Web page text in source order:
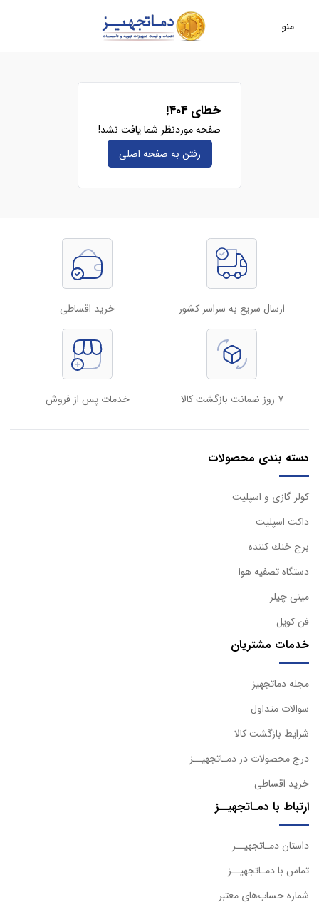
منو
خطای ۴۰۴!
صفحه موردنظر شما یافت نشد!
رفتن به صفحه‌ اصلی
ارسال سریع به سراسر کشور خرید اقساطی
۷ روز ضمانت بازگشت کالا خدمات پس از فروش
دسته بندی محصولات
كولر گازی و اسپليت
داكت اسپليت
برج خنك كننده
دستگاه تصفيه هوا
مینی چیلر
فن کویل
خدمات مشتریان
مجله دماتجهیز
سوالات متداول
شرایط بازگشت کالا
درج محصولات در دمـاتجهیــز
خرید اقساطی
ارتباط با دمـاتجهیــز
داستان دمـاتجهیــز
تماس با دمـاتجهیــز
شماره حساب‌های معتبر